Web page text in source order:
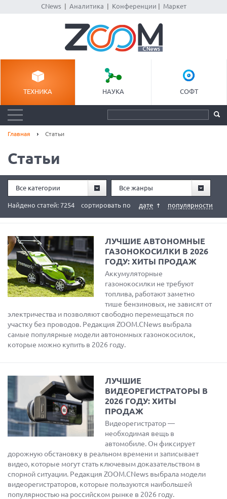
CNews| Аналитика Конференции Маркет
ТЕХНИКА НАУКА СОФТ
Главная Статьи
Статьи
Все категории Все жанры
сортировать по дате популярности
Найдено статей: 7254
ЛУЧШИЕ АВТОНОМНЫЕ
ГАЗОНОКОСИЛКИ В 2026
ГОДУ: ХИТЫ ПРОДАЖ
Аккумуляторные
газонокосилки не требуют
топлива, работают заметно
тише бензиновых, не зависят от
электричества и позволяют свободно перемещаться по
участку без проводов. Редакция ZOOM.CNews выбрала
самые популярные модели автономных газонокосилок,
которые можно купить в 2026 году.
ЛУЧШИЕ
ВИДЕОРЕГИСТРАТОРЫ В
2026 ГОДУ: ХИТЫ
ПРОДАЖ
Видеорегистратор —
необходимая вещь в
автомобиле. Он фиксирует
дорожную обстановку в реальном времени и записывает
видео, которые могут стать ключевым доказательством в
спорной ситуации. Редакция ZOOM.CNews выбрала модели
видеорегистраторов, которые пользуются наибольшей
популярностью на российском рынке в 2026 году.